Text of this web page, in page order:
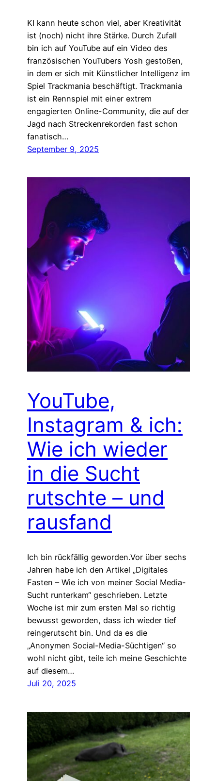
KI kann heute schon viel, aber Kreativität
ist (noch) nicht ihre Stärke. Durch Zufall
bin ich auf YouTube auf ein Video des
französischen YouTubers Yosh gestoßen,
in dem er sich mit Künstlicher Intelligenz im
Spiel Trackmania beschäftigt. Trackmania
ist ein Rennspiel mit einer extrem
engagierten Online-Community, die auf der
Jagd nach Streckenrekorden fast schon
fanatisch…
September 9, 2025
YouTube,
Instagram & ich:
Wie ich wieder
in die Sucht
rutschte – und
rausfand
Ich bin rückfällig geworden.Vor über sechs
Jahren habe ich den Artikel „Digitales
Fasten – Wie ich von meiner Social Media-
Sucht runterkam“ geschrieben. Letzte
Woche ist mir zum ersten Mal so richtig
bewusst geworden, dass ich wieder tief
reingerutscht bin. Und da es die
„Anonymen Social-Media-Süchtigen“ so
wohl nicht gibt, teile ich meine Geschichte
auf diesem…
Juli 20, 2025